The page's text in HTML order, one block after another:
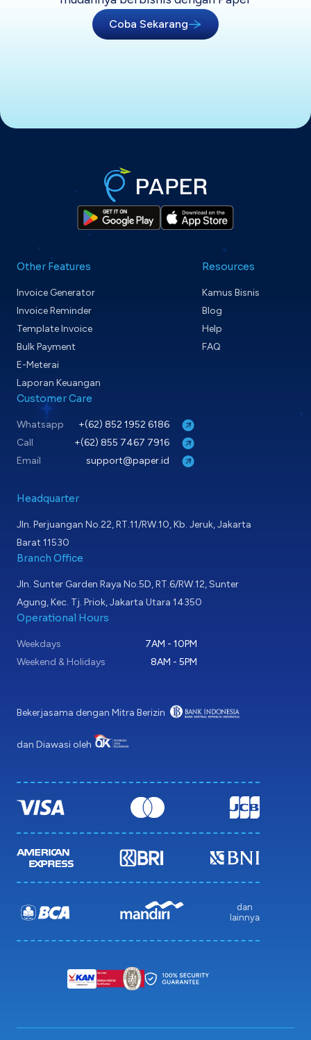
Coba Sekarang
Other Features
Invoice Generator
Invoice Reminder
Template Invoice
Bulk Payment
E-Meterai
Laporan Keuangan
Resources
Kamus Bisnis
Blog
Help
FAQ
Customer Care
Whatsapp
+(62) 852 1952 6186
Call
+(62) 855 7467 7916
Email
support@paper.id
Headquarter
Jln. Perjuangan No.22, RT.11/RW.10, Kb. Jeruk, Jakarta
Barat 11530
Branch Office
Jln. Sunter Garden Raya No.5D, RT.6/RW.12, Sunter
Agung, Kec. Tj. Priok, Jakarta Utara 14350
Operational Hours
Weekdays
7AM - 10PM
Weekend & Holidays
8AM - 5PM
Bekerjasama dengan Mitra Berizin
dan Diawasi oleh
dan
lainnya